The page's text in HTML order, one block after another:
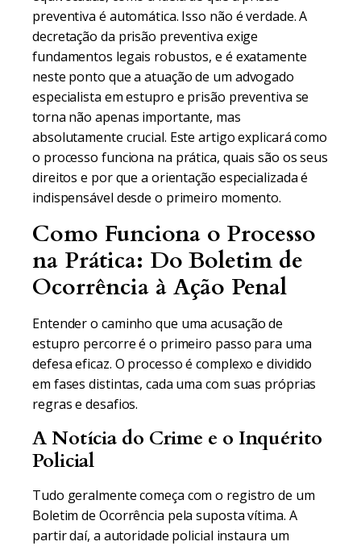
preventiva é automática. Isso não é verdade. A
decretação da prisão preventiva exige
fundamentos legais robustos, e é exatamente
neste ponto que a atuação de um advogado
especialista em estupro e prisão preventiva se
torna não apenas importante, mas
absolutamente crucial. Este artigo explicará como
o processo funciona na prática, quais são os seus
direitos e por que a orientação especializada é
indispensável desde o primeiro momento.
Como Funciona o Processo
na Prática: Do Boletim de
Ocorrência à Ação Penal
Entender o caminho que uma acusação de
estupro percorre é o primeiro passo para uma
defesa eficaz. O processo é complexo e dividido
em fases distintas, cada uma com suas próprias
regras e desafios.
A Notícia do Crime e o Inquérito
Policial
Tudo geralmente começa com o registro de um
Boletim de Ocorrência pela suposta vítima. A
partir daí, a autoridade policial instaura um